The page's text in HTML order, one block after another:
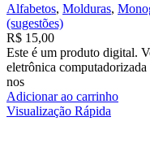
Alfabetos, Molduras,
(sugestões)
R$ 15,00
Este é um produto digital.
eletrônica
nos
Adicionar ao carrinho
Visualização Rápida